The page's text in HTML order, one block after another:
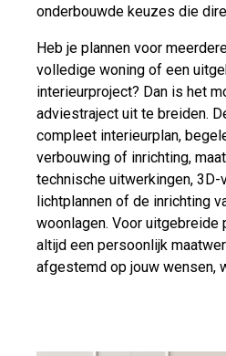
onderbouwde keuzes die
Heb je plannen voor
volledige woning of een
interieurproject? Dan is het
adviestraject uit te breiden.
compleet interieurplan,
verbouwing of inrichting,
technische uitwerkingen,
lichtplannen of de inrichting
woonlagen. Voor
altijd een persoonlijk
afgestemd op jouw wensen,